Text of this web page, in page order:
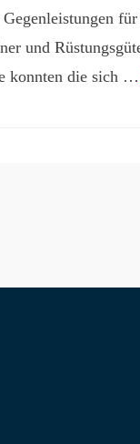
und
konnten die sich